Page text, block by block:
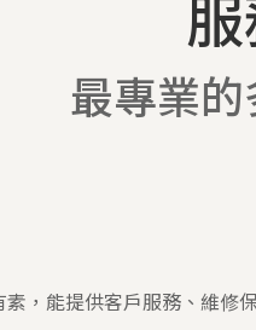
最專業
，能提供客戶服務、維修